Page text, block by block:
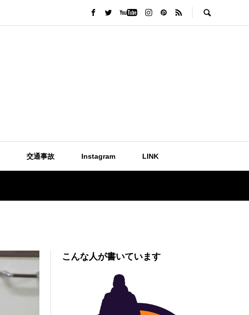
交通事故 Instagram LINK
こんな人が書いています